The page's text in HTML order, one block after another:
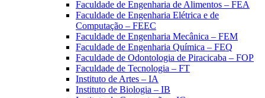
Faculdade de Engenharia de Alimentos – FEA
Faculdade de Engenharia Elétrica e de
Computação – FEEC
Faculdade de Engenharia Mecânica – FEM
Faculdade de Engenharia Química – FEQ
Faculdade de Odontologia de Piracicaba – FOP
Faculdade de Tecnologia – FT
Instituto de Artes – IA
Instituto de Biologia – IB